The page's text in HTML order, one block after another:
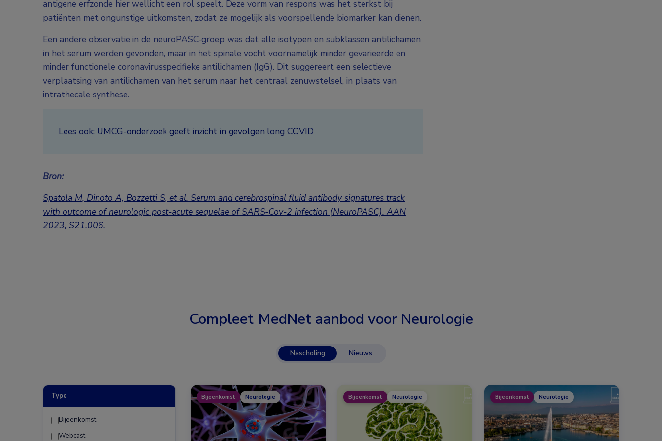
antigene erfzonde hier wellicht een rol speelt. Deze vorm van respons was het sterkst bij
patiënten met ongunstige uitkomsten, zodat ze mogelijk als voorspellende biomarker kan dienen.
Een andere observatie in de neuroPASC-groep was dat alle isotypen en subklassen antilichamen
in het serum werden gevonden, maar in het spinale vocht voornamelijk minder gevarieerde en
minder functionele coronavirusspecifieke antilichamen (IgG). Dit suggereert een selectieve
verplaatsing van antilichamen van het serum naar het centraal zenuwstelsel, in plaats van
intrathecale synthese.
Lees ook: UMCG-onderzoek geeft inzicht in gevolgen long COVID
Bron:
Spatola M, Dinoto A, Bozzetti S, et al. Serum and cerebrospinal fluid antibody signatures track
with outcome of neurologic post-acute sequelae of SARS-Cov-2 infection (NeuroPASC). AAN
2023, S21.006.
Compleet MedNet aanbod voor Neurologie
Nascholing Nieuws
Type
Bijeenkomst
Webcast
Bijeenkomst Neurologie Bijeenkomst Neurologie Bijeenkomst Neurologie